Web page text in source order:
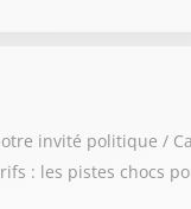
invité politique /
: les pistes chocs